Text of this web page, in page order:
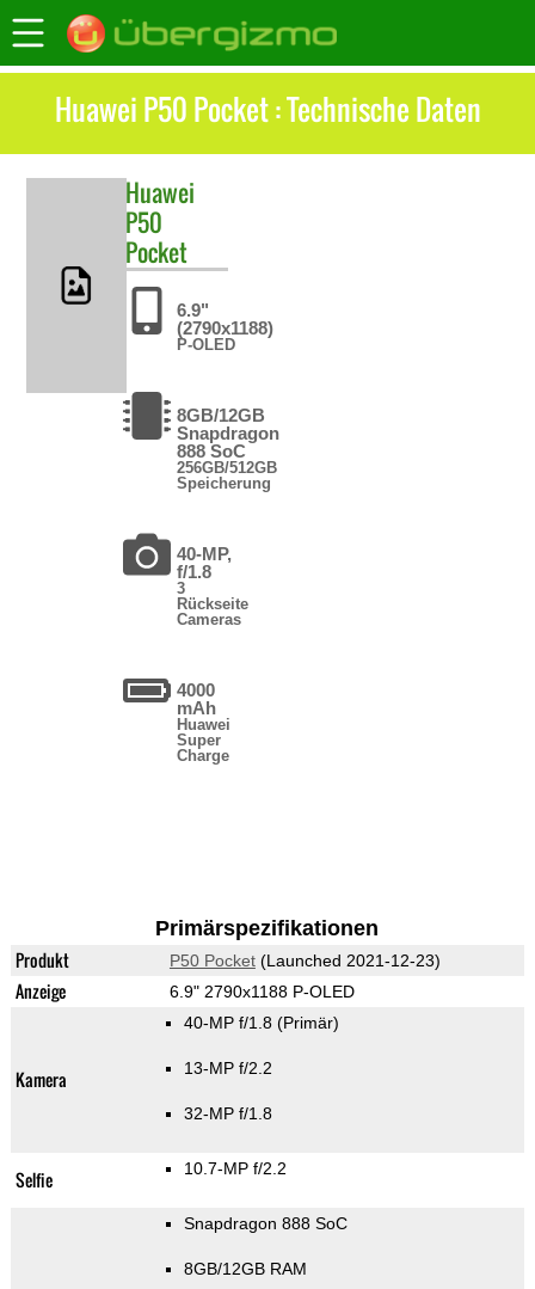
Huawei P50 Pocket : Technische Daten
Huawei
P50
Pocket
6.9"
(2790x1188)
P-OLED
8GB/12GB
Snapdragon
888 SoC
256GB/512GB
Speicherung
40-MP,
f/1.8
3
Rückseite
Cameras
4000
mAh
Huawei
Super
Charge
Primärspezifikationen
Produkt P50 Pocket(Launched 2021-12-23)
Anzeige 6.9" 2790x1188 P-OLED
Kamera
40-MP f/1.8 (Primär)
13-MP f/2.2
32-MP f/1.8
Selfie 10.7-MP f/2.2
Snapdragon 888 SoC
8GB/12GB RAM